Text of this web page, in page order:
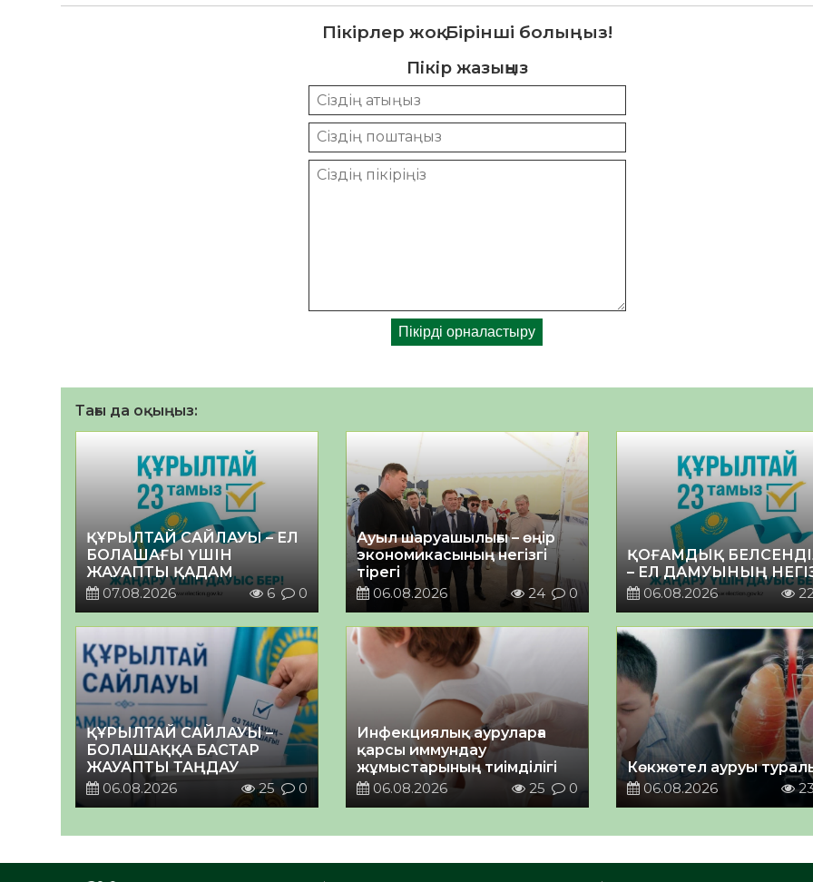
Пікірлер жоқ. Бірінші болыңыз!
Пікір жазыңыз
Тағы да оқыңыз:
ҚҰРЫЛТАЙ САЙЛАУЫ – ЕЛ
БОЛАШАҒЫ ҮШІН
ЖАУАПТЫ ҚАДАМ
07.08.2026
6 0
Ауыл шаруашылығы – өңір
экономикасының негізгі
тірегі
06.08.2026
24 0
ҚОҒАМДЫҚ
– ЕЛ ДАМУЫНЫҢ
06.08.2026
ҚҰРЫЛТАЙ САЙЛАУЫ –
БОЛАШАҚҚА БАСТАР
ЖАУАПТЫ ТАҢДАУ
06.08.2026
25 0
Инфекциялық ауруларға
қарсы иммундау
жұмыстарының тиімділігі
06.08.2026
25 0
Көкжөтел ауруы
06.08.2026
23